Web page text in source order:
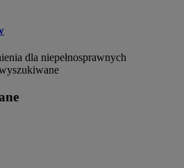
dla niepełnosprawnych